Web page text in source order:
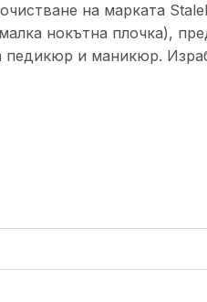
на марката
нокътна плочка),
педикюр и маникюр.